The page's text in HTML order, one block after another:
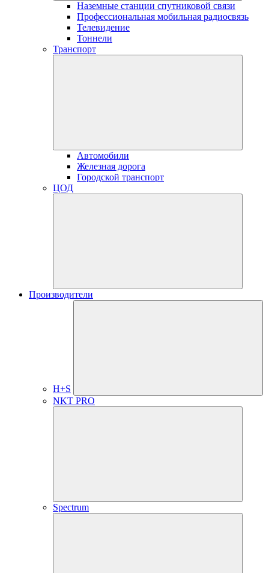
Наземные станции спутниковой связи
Профессиональная мобильная радиосвязь
Телевидение
Тоннели
Транспорт
Автомобили
Железная дорога
Городской транспорт
ЦОД
Производители
H+S
NKT PRO
Spectrum